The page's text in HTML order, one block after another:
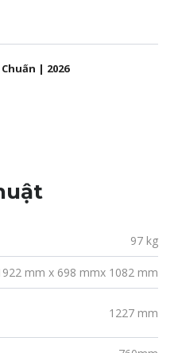
| 2026
97 kg
mm x 698 mmx 1082 mm
1227 mm